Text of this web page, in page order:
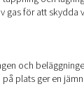
renhet och
miljöer
ger